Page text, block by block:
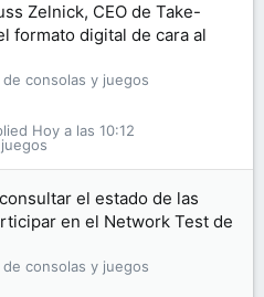
Zelnick, CEO de Take-
formato digital de cara al
de consolas y juegos
Hoy a las 10:12
el estado de las
en el Network Test de
de consolas y juegos